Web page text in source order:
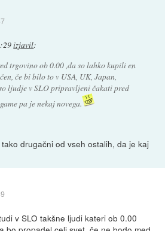
izjavil:
trgovino ob 0.00 ,da so lahko kupili en
če bi bilo to v USA, UK, Japan,
ljudje v SLO pripravljeni čakati pred
pa je nekaj novega.
drugačni od vseh ostalih, da je kaj
v SLO takšne ljudi kateri ob 0.00